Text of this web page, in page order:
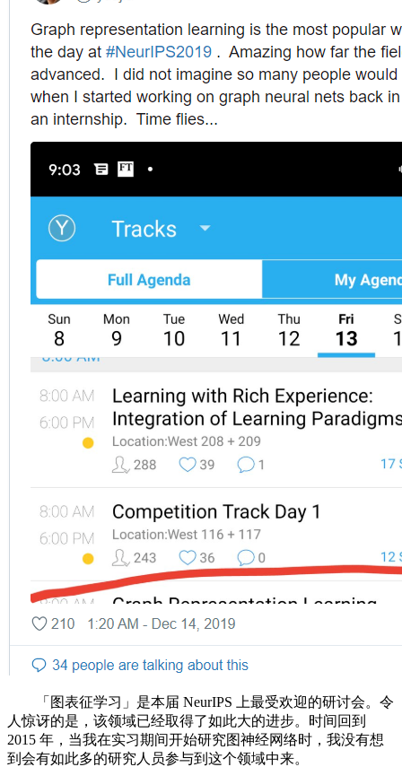
「图表征学习」是本届 NeurIPS 上最受欢迎的研讨会。令
人惊讶的是，该领域已经取得了如此大的进步。时间回到
2015 年，当我在实习期间开始研究图神经网络时，我没有想
到会有如此多的研究人员参与到这个领域中来。